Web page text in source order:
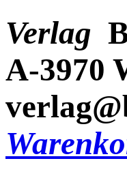
Verlag
A-3970